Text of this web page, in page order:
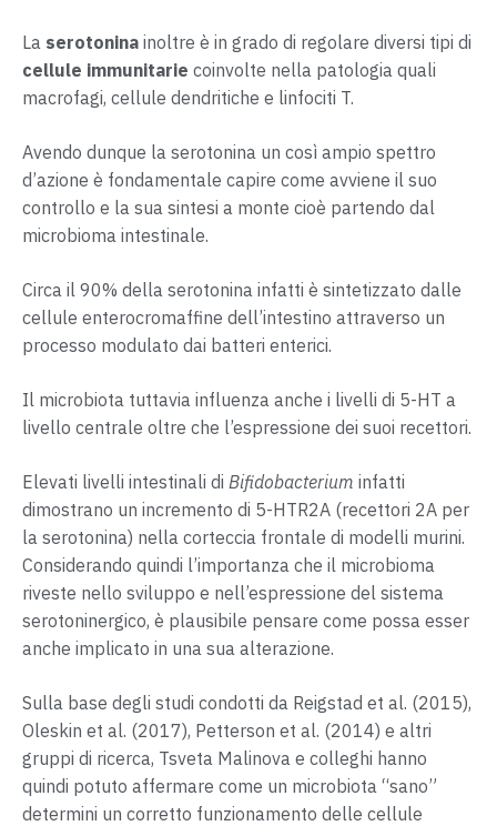
La serotonina inoltre è in grado di regolare diversi tipi di
cellule immunitarie coinvolte nella patologia quali
macrofagi, cellule dendritiche e linfociti T.
Avendo dunque la serotonina un così ampio spettro
d’azione è fondamentale capire come avviene il suo
controllo e la sua sintesi a monte cioè partendo dal
microbioma intestinale.
Circa il 90% della serotonina infatti è sintetizzato dalle
cellule enterocromaffine dell’intestino attraverso un
processo modulato dai batteri enterici.
Il microbiota tuttavia influenza anche i livelli di 5-HT a
livello centrale oltre che l’espressione dei suoi recettori.
Elevati livelli intestinali di Bifidobacterium infatti
dimostrano un incremento di 5-HTR2A (recettori 2A per
la serotonina) nella corteccia frontale di modelli murini.
Considerando quindi l’importanza che il microbioma
riveste nello sviluppo e nell’espressione del sistema
serotoninergico, è plausibile pensare come possa esser
anche implicato in una sua alterazione.
Sulla base degli studi condotti da Reigstad et al. (2015),
Oleskin et al. (2017), Petterson et al. (2014) e altri
gruppi di ricerca, Tsveta Malinova e colleghi hanno
quindi potuto affermare come un microbiota “sano”
determini un corretto funzionamento delle cellule